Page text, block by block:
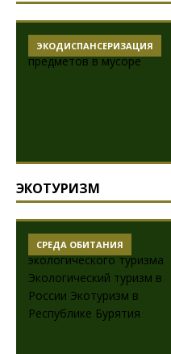
ЭКОДИСПАНСЕРИЗАЦИЯ
ЭКОТУРИЗМ
СРЕДА ОБИТАНИЯ